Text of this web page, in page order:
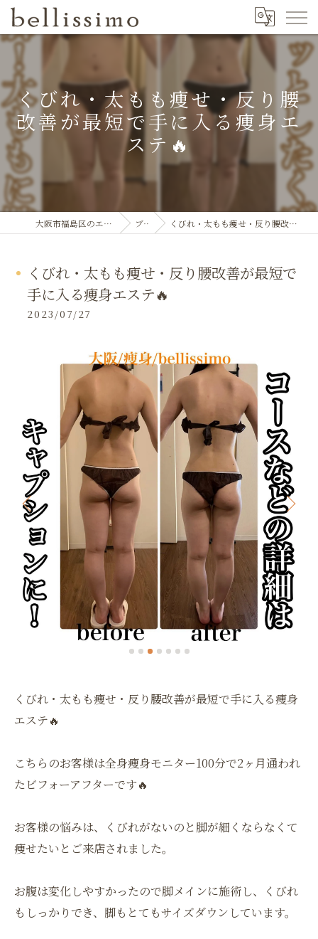
くびれ・太もも痩せ・反り腰
改善が最短で手に入る痩身エ
ステ🔥
大阪市福島区のエステならbellissimo ブログ くびれ・太もも痩せ・反り腰改善が最短で手に入る痩身エステ🔥
くびれ・太もも痩せ・反り腰改善が最短で
手に入る痩身エステ🔥
2023/07/27
くびれ・太もも痩せ・反り腰改善が最短で手に入る痩身
エステ🔥
こちらのお客様は全身痩身モニター100分で2ヶ月通われ
たビフォーアフターです🔥
お客様の悩みは、くびれがないのと脚が細くならなくて
痩せたいとご来店されました。
お腹は変化しやすかったので脚メインに施術し、くびれ
もしっかりでき、脚もとてもサイズダウンしています。